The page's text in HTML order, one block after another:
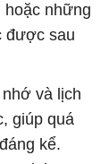
hoặc những
được sau
và lịch
giúp quá
kể.